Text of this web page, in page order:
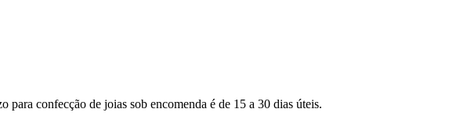
para confecção de joias sob encomenda é de 15 a 30 dias úteis.